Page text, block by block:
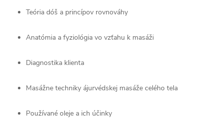
Teória dóš a princípov rovnováhy
Anatómia a fyziológia vo vzťahu k masáži
Diagnostika klienta
Masážne techniky ájurvédskej masáže celého tela
Používané oleje a ich účinky